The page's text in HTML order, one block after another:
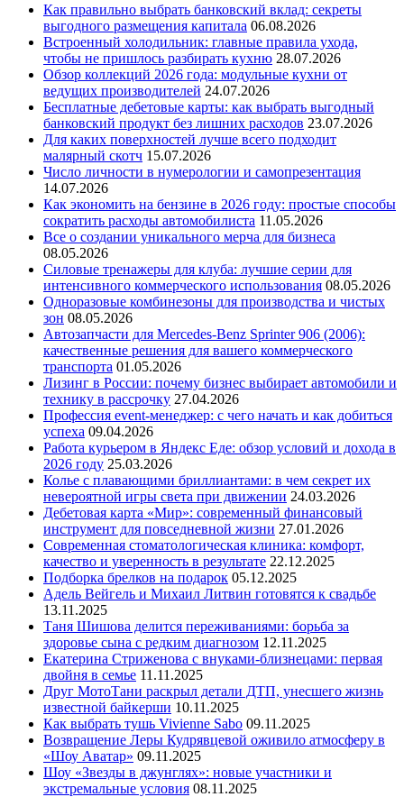
Как правильно выбрать банковский вклад: секреты
выгодного размещения капитала 06.08.2026
Встроенный холодильник: главные правила ухода,
чтобы не пришлось разбирать кухню 28.07.2026
Обзор коллекций 2026 года: модульные кухни от
ведущих производителей 24.07.2026
Бесплатные дебетовые карты: как выбрать выгодный
банковский продукт без лишних расходов 23.07.2026
Для каких поверхностей лучше всего подходит
малярный скотч 15.07.2026
Число личности в нумерологии и самопрезентация
14.07.2026
Как экономить на бензине в 2026 году: простые способы
сократить расходы автомобилиста 11.05.2026
Все о создании уникального мерча для бизнеса
08.05.2026
Силовые тренажеры для клуба: лучшие серии для
интенсивного коммерческого использования 08.05.2026
Одноразовые комбинезоны для производства и чистых
зон 08.05.2026
Автозапчасти для Mercedes-Benz Sprinter 906 (2006):
качественные решения для вашего коммерческого
транспорта 01.05.2026
Лизинг в России: почему бизнес выбирает автомобили и
технику в рассрочку 27.04.2026
Профессия event-менеджер: с чего начать и как добиться
успеха 09.04.2026
Работа курьером в Яндекс Еде: обзор условий и дохода в
2026 году 25.03.2026
Колье с плавающими бриллиантами: в чем секрет их
невероятной игры света при движении 24.03.2026
Дебетовая карта «Мир»: современный финансовый
инструмент для повседневной жизни 27.01.2026
Современная стоматологическая клиника: комфорт,
качество и уверенность в результате 22.12.2025
Подборка брелков на подарок 05.12.2025
Адель Вейгель и Михаил Литвин готовятся к свадьбе
13.11.2025
Таня Шишова делится переживаниями: борьба за
здоровье сына с редким диагнозом 12.11.2025
Екатерина Стриженова с внуками-близнецами: первая
двойня в семье 11.11.2025
Друг МотоТани раскрыл детали ДТП, унесшего жизнь
известной байкерши 10.11.2025
Как выбрать тушь Vivienne Sabo 09.11.2025
Возвращение Леры Кудрявцевой оживило атмосферу в
«Шоу Аватар» 09.11.2025
Шоу «Звезды в джунглях»: новые участники и
экстремальные условия 08.11.2025